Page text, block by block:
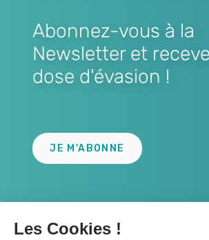
Abonnez-vous à la
Newsletter et
dose d'évasion !
JE M'ABONNE